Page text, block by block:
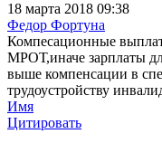
18 марта 2018 09:38
Федор Фортуна
Компесационные
МРОТ,иначе зарплаты
выше компенсации в
трудоустройству
Имя
Цитировать